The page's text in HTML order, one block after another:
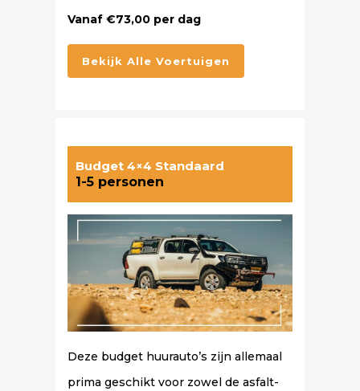
Vanaf €73,00 per dag
Bekijk Alle Voertuigen
Budget 4×4 Standaard
1-5 personen
Deze budget huurauto’s zijn allemaal
prima geschikt voor zowel de asfalt-